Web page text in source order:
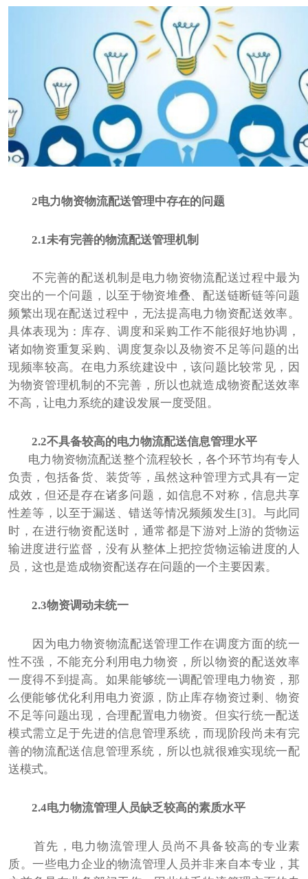
2电力物资物流配送管理中存在的问题
2.1未有完善的物流配送管理机制
不完善的配送机制是电力物资物流配送过程中最为
突出的一个问题，以至于物资堆叠、配送链断链等问题
频繁出现在配送过程中，无法提高电力物资配送效率。
具体表现为：库存、调度和采购工作不能很好地协调，
诸如物资重复采购、调度复杂以及物资不足等问题的出
现频率较高。在电力系统建设中，该问题比较常见，因
为物资管理机制的不完善，所以也就造成物资配送效率
不高，让电力系统的建设发展一度受阻。
2.2不具备较高的电力物流配送信息管理水平
电力物资物流配送整个流程较长，各个环节均有专人
负责，包括备货、装货等，虽然这种管理方式具有一定
成效，但还是存在诸多问题，如信息不对称，信息共享
性差等，以至于漏送、错送等情况频频发生[3]。与此同
时，在进行物资配送时，通常都是下游对上游的货物运
输进度进行监督，没有从整体上把控货物运输进度的人
员，这也是造成物资配送存在问题的一个主要因素。
2.3物资调动未统一
因为电力物资物流配送管理工作在调度方面的统一
性不强，不能充分利用电力物资，所以物资的配送效率
一度得不到提高。如果能够统一调配管理电力物资，那
么便能够优化利用电力资源，防止库存物资过剩、物资
不足等问题出现，合理配置电力物资。但实行统一配送
模式需立足于先进的信息管理系统，而现阶段尚未有完
善的物流配送信息管理系统，所以也就很难实现统一配
送模式。
2.4电力物流管理人员缺乏较高的素质水平
首先，电力物流管理人员尚不具备较高的专业素
质。一些电力企业的物流管理人员并非来自本专业，其